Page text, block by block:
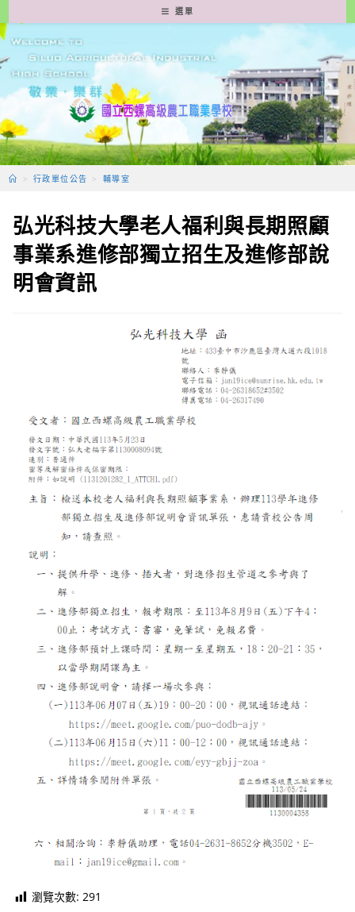
轉
至
要
容
選單
> 行政單位公告 > 輔導室
弘光科技大學老人福利與長期照顧
事業系進修部獨立招生及進修部說
明會資訊
瀏覽次數: 291